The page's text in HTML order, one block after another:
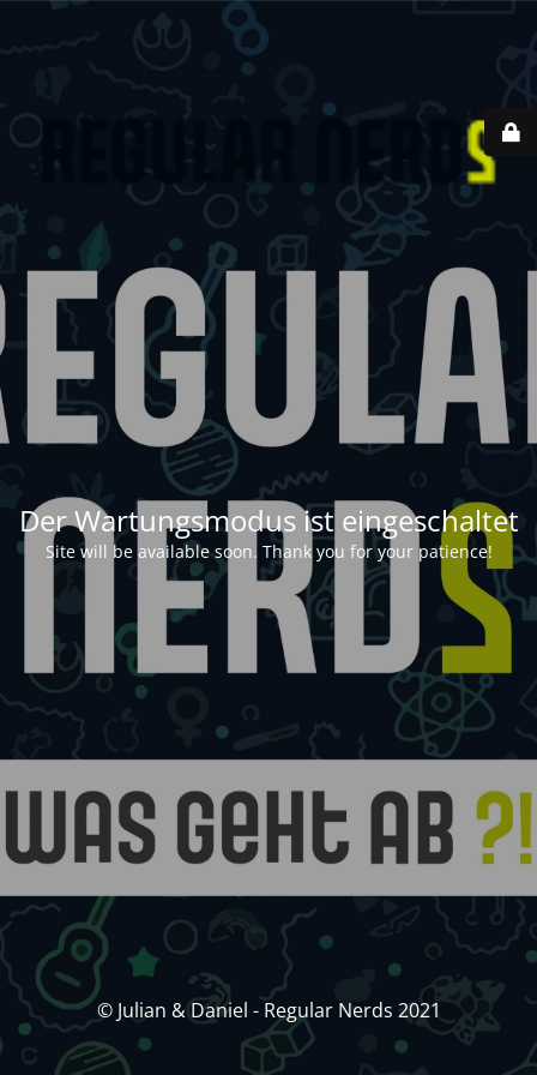
Der Wartungsmodus ist eingeschaltet
Site will be available soon. Thank you for your patience!
© Julian & Daniel - Regular Nerds 2021